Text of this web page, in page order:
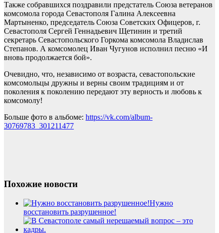
Также собравшихся поздравили предстатель Союза ветеранов
комсомола города Севастополя Галина Алексеевна
Мартыненко, председатель Союза Советских Офицеров, г.
Севастополя Сергей Геннадьевич Щетинин и третий
секретарь Севастопольского Горкома комсомола Владислав
Степанов. А комсомолец Иван Чугунов исполнил песню «И
вновь продолжается бой».
Очевидно, что, независимо от возраста, севастопольские
комсомольцы дружны и верны своим традициям и от
поколения к поколению передают эту верность и любовь к
комсомолу!
Больше фото в альбоме: https://vk.com/album-
30769783_301211477
Похожие новости
Нужно
восстановить разрушенное!